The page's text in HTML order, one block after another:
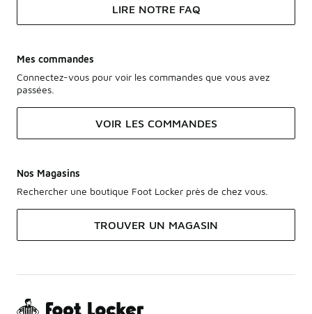
LIRE NOTRE FAQ
Mes commandes
Connectez-vous pour voir les commandes que vous avez
passées.
VOIR LES COMMANDES
Nos Magasins
Rechercher une boutique Foot Locker près de chez vous.
TROUVER UN MAGASIN